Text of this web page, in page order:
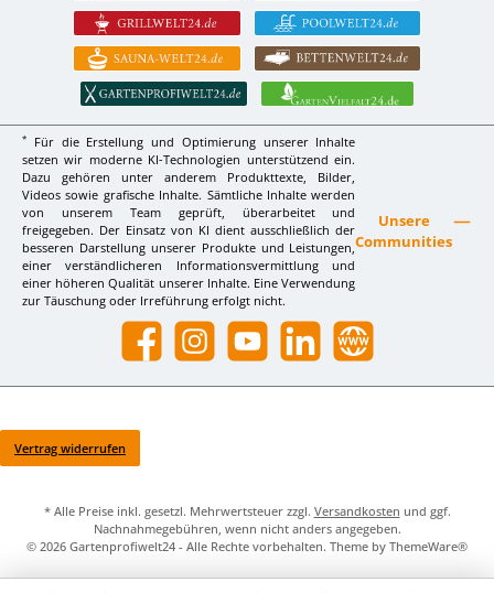
*
Für die Erstellung und Optimierung unserer Inhalte
setzen wir moderne KI-Technologien unterstützend ein.
Dazu gehören unter anderem Produkttexte, Bilder,
Videos sowie grafische Inhalte. Sämtliche Inhalte werden
von unserem Team geprüft, überarbeitet und
freigegeben. Der Einsatz von KI dient ausschließlich der
besseren Darstellung unserer Produkte und Leistungen,
einer verständlicheren Informationsvermittlung und
einer höheren Qualität unserer Inhalte. Eine Verwendung
zur Täuschung oder Irreführung erfolgt nicht.
Unsere
Communities
Facebook InstagramYouTube LinkedIn Website
Vertrag widerrufen
* Alle Preise inkl. gesetzl. Mehrwertsteuer zzgl. Versandkosten und ggf.
Nachnahmegebühren, wenn nicht anders angegeben.
© 2026 Gartenprofiwelt24 - Alle Rechte vorbehalten. Theme by ThemeWare®